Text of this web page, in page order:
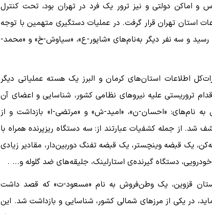
و اماکن دولتی و نیز ترور یک فرد در تهران بود، تحت کنترل
استان تهران قرار گرفت. در عملیات دستگیری متهمین با توجه
رسید و سه نفر دیگر به‌نام‌های «شاپور-ع»، «سیاوش-خ» و «محمد-
اطلاعات استان‌های کرمان و البرز یک هسته عملیاتی دیگر
تروریستی علیه نیروهای نظامی کشور، شناسایی و اعضای آن
نام‌های: «احسان-ن»، «امید-ش» و «مرتضی-ا» بازداشت و از
از جمله کشفیات عبارتند از: سه دستگاه ریزپرنده همراه با
قبضه وینچستر، یک قبضه تفنگ دوربین‌دار، مقادیر زیادی
دستگاه گیرنده‌ی استارلینک، جلیقه‌های ضد گلوله و... .
قزوین، یک وطن‌فروش به نام «مسعود-ت» که قصد داشت
در یکی از مرزهای شمالی کشور، شناسایی و بازداشت شد. این